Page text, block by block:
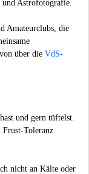
und Astrofotografie.
Amateurclubs, die
über die VdS-
und gern tüftelst.
Toleranz.
nicht an Kälte oder